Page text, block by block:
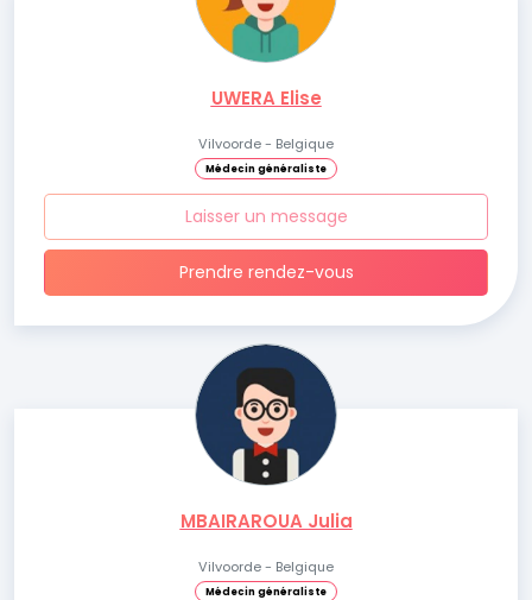
UWERA Elise
Vilvoorde - Belgique
Médecin généraliste
Laisser un message
Prendre rendez-vous
MBAIRAROUA Julia
Vilvoorde - Belgique
Médecin généraliste